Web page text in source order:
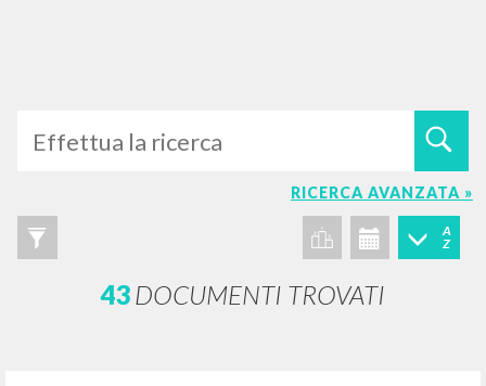
RICERCA AVANZATA »
A
Z
43DOCUMENTI TROVATI